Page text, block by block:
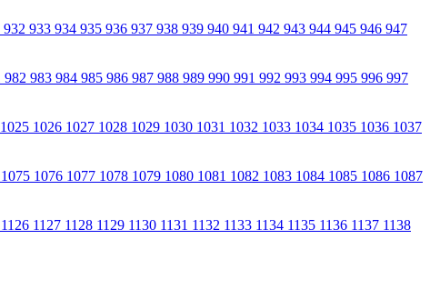
932 933 934 935 936 937 938 939 940 941 942 943 944 945 946 947
982 983 984 985 986 987 988 989 990 991 992 993 994 995 996 997
1025 1026 1027 1028 1029 1030 1031 1032 1033 1034 1035 1036 1037
1075 1076 1077 1078 1079 1080 1081 1082 1083 1084 1085 1086 1087
1126 1127 1128 1129 1130 1131 1132 1133 1134 1135 1136 1137 1138